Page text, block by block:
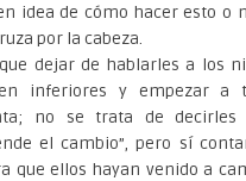
idea de cómo hacer esto o
por la cabeza.
dejar de hablarles a los
inferiores y empezar a
no se trata de decirles
el cambio”, pero sí
que ellos hayan venido a